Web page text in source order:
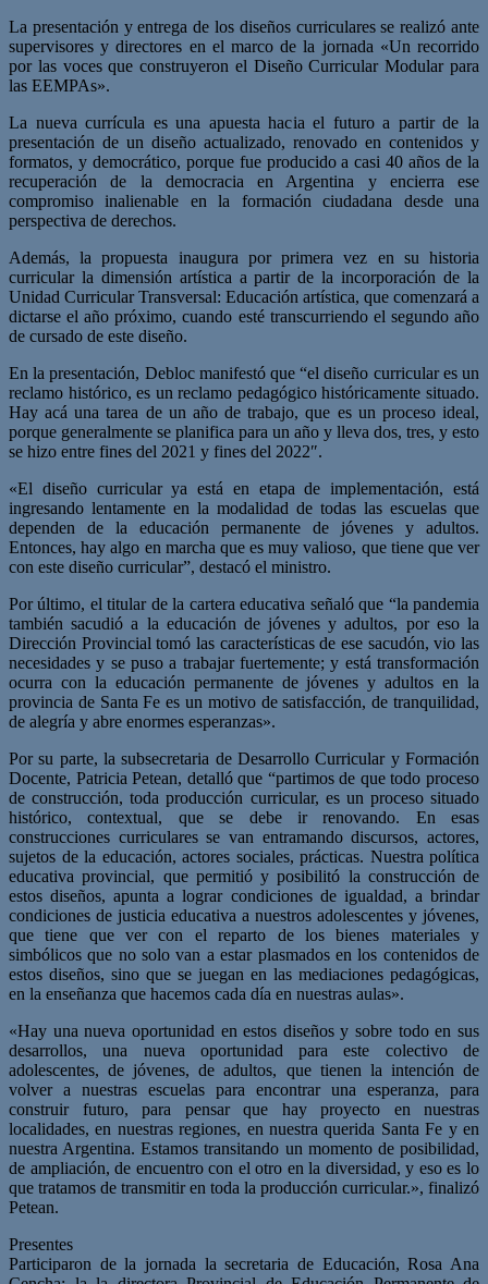
La presentación y entrega de los diseños curriculares se realizó ante
supervisores y directores en el marco de la jornada «Un recorrido
por las voces que construyeron el Diseño Curricular Modular para
las EEMPAs».
La nueva currícula es una apuesta hacia el futuro a partir de la
presentación de un diseño actualizado, renovado en contenidos y
formatos, y democrático, porque fue producido a casi 40 años de la
recuperación de la democracia en Argentina y encierra ese
compromiso inalienable en la formación ciudadana desde una
perspectiva de derechos.
Además, la propuesta inaugura por primera vez en su historia
curricular la dimensión artística a partir de la incorporación de la
Unidad Curricular Transversal: Educación artística, que comenzará a
dictarse el año próximo, cuando esté transcurriendo el segundo año
de cursado de este diseño.
En la presentación, Debloc manifestó que “el diseño curricular es un
reclamo histórico, es un reclamo pedagógico históricamente situado.
Hay acá una tarea de un año de trabajo, que es un proceso ideal,
porque generalmente se planifica para un año y lleva dos, tres, y esto
se hizo entre fines del 2021 y fines del 2022″.
«El diseño curricular ya está en etapa de implementación, está
ingresando lentamente en la modalidad de todas las escuelas que
dependen de la educación permanente de jóvenes y adultos.
Entonces, hay algo en marcha que es muy valioso, que tiene que ver
con este diseño curricular”, destacó el ministro.
Por último, el titular de la cartera educativa señaló que “la pandemia
también sacudió a la educación de jóvenes y adultos, por eso la
Dirección Provincial tomó las características de ese sacudón, vio las
necesidades y se puso a trabajar fuertemente; y está transformación
ocurra con la educación permanente de jóvenes y adultos en la
provincia de Santa Fe es un motivo de satisfacción, de tranquilidad,
de alegría y abre enormes esperanzas».
Por su parte, la subsecretaria de Desarrollo Curricular y Formación
Docente, Patricia Petean, detalló que “partimos de que todo proceso
de construcción, toda producción curricular, es un proceso situado
histórico, contextual, que se debe ir renovando. En esas
construcciones curriculares se van entramando discursos, actores,
sujetos de la educación, actores sociales, prácticas. Nuestra política
educativa provincial, que permitió y posibilitó la construcción de
estos diseños, apunta a lograr condiciones de igualdad, a brindar
condiciones de justicia educativa a nuestros adolescentes y jóvenes,
que tiene que ver con el reparto de los bienes materiales y
simbólicos que no solo van a estar plasmados en los contenidos de
estos diseños, sino que se juegan en las mediaciones pedagógicas,
en la enseñanza que hacemos cada día en nuestras aulas».
«Hay una nueva oportunidad en estos diseños y sobre todo en sus
desarrollos, una nueva oportunidad para este colectivo de
adolescentes, de jóvenes, de adultos, que tienen la intención de
volver a nuestras escuelas para encontrar una esperanza, para
construir futuro, para pensar que hay proyecto en nuestras
localidades, en nuestras regiones, en nuestra querida Santa Fe y en
nuestra Argentina. Estamos transitando un momento de posibilidad,
de ampliación, de encuentro con el otro en la diversidad, y eso es lo
que tratamos de transmitir en toda la producción curricular.», finalizó
Petean.
Presentes
Participaron de la jornada la secretaria de Educación, Rosa Ana